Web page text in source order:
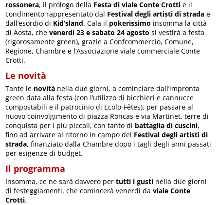
rossonera, il prologo della Festa di viale Conte Crotti e il
condimento rappresentato dal Festival degli artisti di strada e
dall’esordio di Kid’sland. Cala il pokerissimo insomma la città
di Aosta, chevenerdì 23 e sabato 24 agosto si vestirà a festa
(rigorosamente green), grazie a Confcommercio, Comune,
Regione, Chambre e l’Associazione viale commerciale Conte
Crotti.
Le novità
Tante le novità nella due giorni, a cominciare dall’impronta
green data alla festa (con l’utilizzo di bicchieri e cannucce
compostabili e il patrocinio di Ecolo-Fêtes), per passare al
nuovo coinvolgimento di piazza Roncas e via Martinet, terre di
conquista per i più piccoli, con tanto di battaglia di cuscini,
fino ad arrivare al ritorno in campo del Festival degli artisti di
strada, finanziato dalla Chambre dopo i tagli degli anni passati
per esigenze di budget.
Il programma
Insomma, ce ne sarà davvero pertutti i gusti nella due giorni
di festeggiamenti, che comincerà venerdì daviale Conte
Crotti.